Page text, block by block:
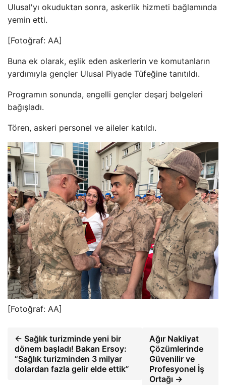
Ulusal'yı okuduktan sonra, askerlik hizmeti bağlamında
yemin etti.
[Fotoğraf: AA]
Buna ek olarak, eşlik eden askerlerin ve komutanların
yardımıyla gençler Ulusal Piyade Tüfeğine tanıtıldı.
Programın sonunda, engelli gençler deşarj belgeleri
bağışladı.
Tören, askeri personel ve aileler katıldı.
[Fotoğraf: AA]
← Sağlık turizminde yeni bir
dönem başladı! Bakan Ersoy:
“Sağlık turizminden 3 milyar
dolardan fazla gelir elde ettik”
Ağır Nakliyat
Çözümlerinde
Güvenilir ve
Profesyonel İş
Ortağı →